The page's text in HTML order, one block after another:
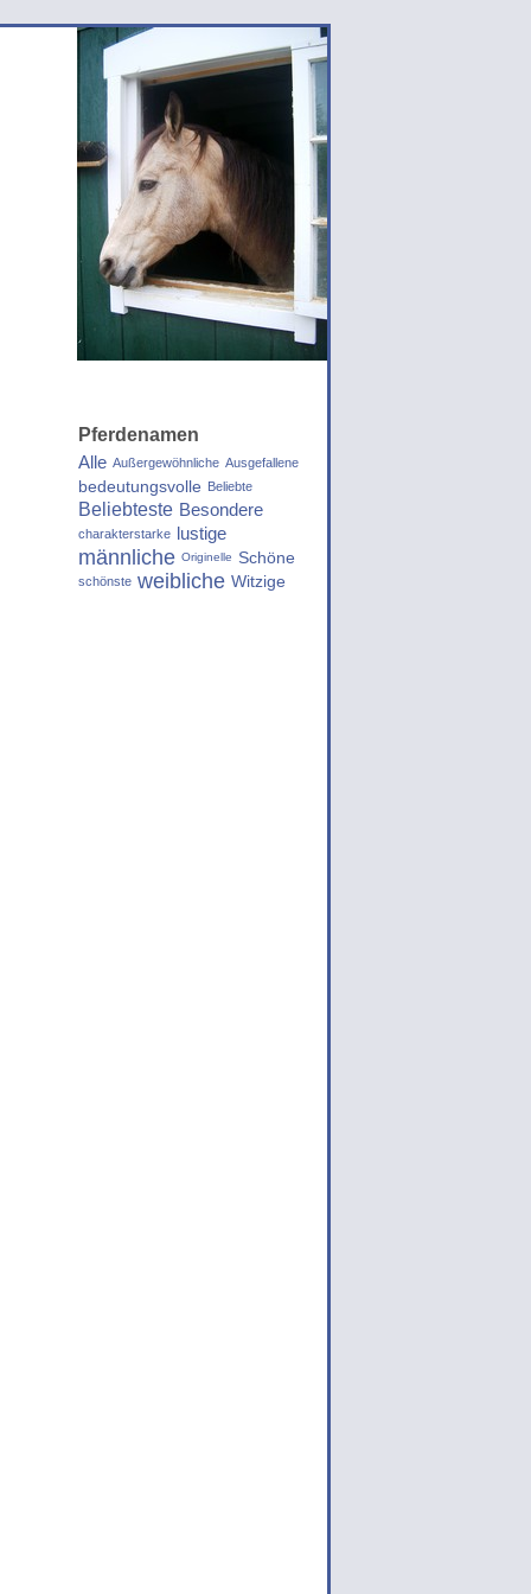
Pferdenamen
Alle Außergewöhnliche Ausgefallene
bedeutungsvolle Beliebte
Beliebteste Besondere
charakterstarke lustige
männliche Originelle Schöne
schönste weibliche Witzige